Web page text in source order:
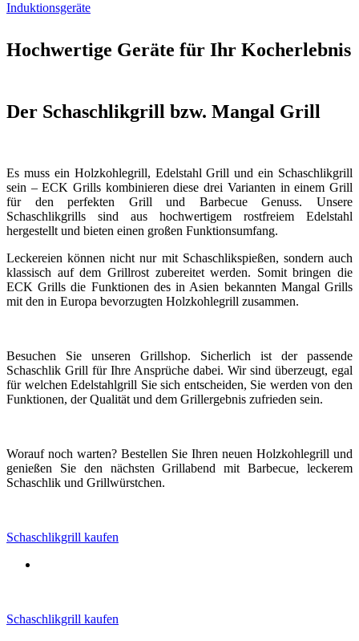
Induktionsgeräte
Hochwertige Geräte für Ihr Kocherlebnis
Der Schaschlikgrill bzw. Mangal Grill
Es muss ein Holzkohlegrill, Edelstahl Grill und ein Schaschlikgrill
sein – ECK Grills kombinieren diese drei Varianten in einem Grill
für den perfekten Grill und Barbecue Genuss. Unsere
Schaschlikgrills sind aus hochwertigem rostfreiem Edelstahl
hergestellt und bieten einen großen Funktionsumfang.
Leckereien können nicht nur mit Schaschlikspießen, sondern auch
klassisch auf dem Grillrost zubereitet werden. Somit bringen die
ECK Grills die Funktionen des in Asien bekannten Mangal Grills
mit den in Europa bevorzugten Holzkohlegrill zusammen.
Besuchen Sie unseren Grillshop. Sicherlich ist der passende
Schaschlik Grill für Ihre Ansprüche dabei. Wir sind überzeugt, egal
für welchen Edelstahlgrill Sie sich entscheiden, Sie werden von den
Funktionen, der Qualität und dem Grillergebnis zufrieden sein.
Worauf noch warten? Bestellen Sie Ihren neuen Holzkohlegrill und
genießen Sie den nächsten Grillabend mit Barbecue, leckerem
Schaschlik und Grillwürstchen.
Schaschlikgrill kaufen
Schaschlikgrill kaufen